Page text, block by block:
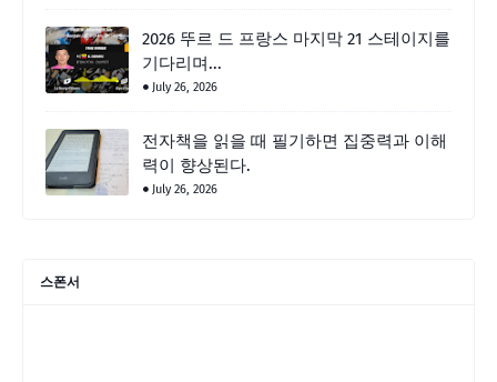
2026 뚜르 드 프랑스 마지막 21 스테이지를
기다리며...
July 26, 2026
전자책을 읽을 때 필기하면 집중력과 이해
력이 향상된다.
July 26, 2026
스폰서